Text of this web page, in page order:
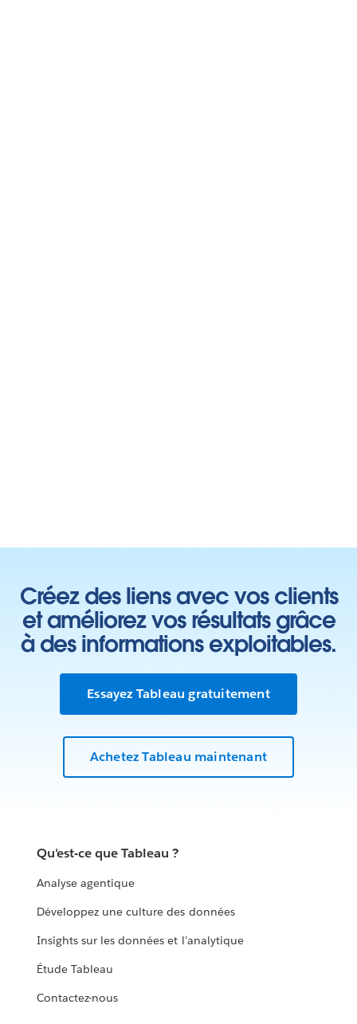
Créez des liens avec vos clients
et améliorez vos résultats grâce
à des informations exploitables.
Essayez Tableau gratuitement
Achetez Tableau maintenant
Qu'est-ce que Tableau ?
Analyse agentique
Développez une culture des données
Insights sur les données et l'analytique
Étude Tableau
Contactez-nous